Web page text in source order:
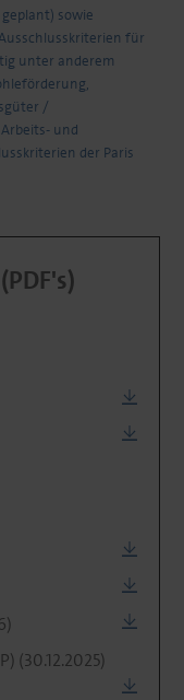
sowie
für
unter anderem
/
und
der Paris
(30.12.2025)